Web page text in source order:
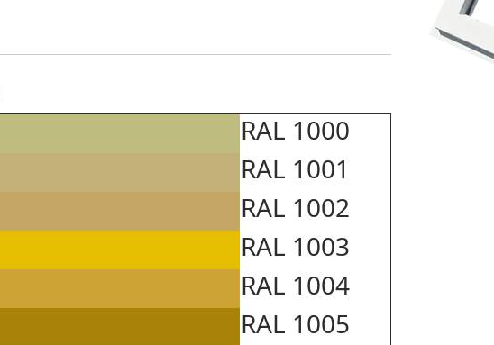
RAL 1000
RAL 1001
RAL 1002
RAL 1003
RAL 1004
RAL 1005